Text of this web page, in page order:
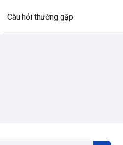
Câu hỏi thường gặp